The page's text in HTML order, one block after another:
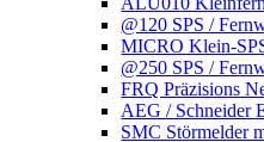
@120 SPS /
MICRO Klein-
@250 SPS /
FRQ Präzisions
AEG / Schneider
SMC Störmelder